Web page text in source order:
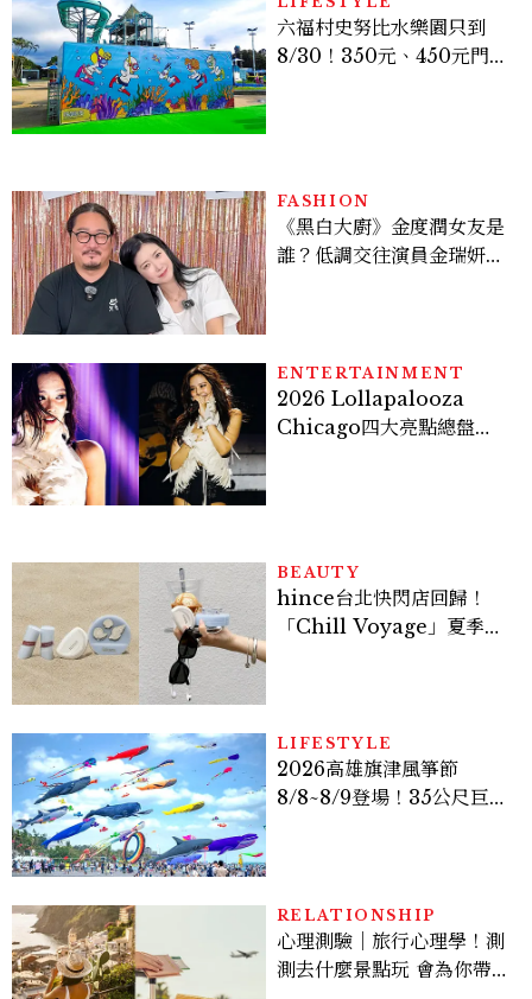
六福村史努比水樂園只到
8/30！350元、450元門票
FASHION
《黑白大廚》金度潤女友是
誰？低調交往演員金瑞妍、
ENTERTAINMENT
2026 Lollapalooza
Chicago四大亮點總盤
BEAUTY
hince台北快閃店回歸！
「Chill Voyage」夏季限
LIFESTYLE
2026高雄旗津風箏節
8/8~8/9登場！35公尺巨大
RELATIONSHIP
心理測驗｜旅行心理學！測
測去什麼景點玩 會為你帶來